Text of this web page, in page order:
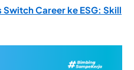
Switch Career ke ESG: Skill